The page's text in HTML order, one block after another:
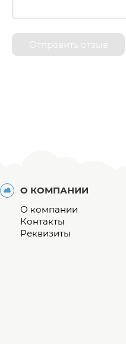
Отправить отзыв
О КОМПАНИИ
О компании
Контакты
Реквизиты